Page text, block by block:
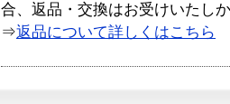
合、返品・交換はお受けいたし
⇒返品について詳しくはこちら